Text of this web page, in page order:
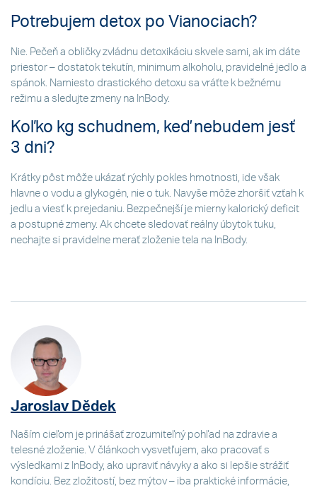
Potrebujem detox po Vianociach?
Nie. Pečeň a obličky zvládnu detoxikáciu skvele sami, ak im dáte
priestor – dostatok tekutín, minimum alkoholu, pravidelné jedlo a
spánok. Namiesto drastického detoxu sa vráťte k bežnému
režimu a sledujte zmeny na InBody.
Koľko kg schudnem, keď nebudem jesť
3 dni?
Krátky pôst môže ukázať rýchly pokles hmotnosti, ide však
hlavne o vodu a glykogén, nie o tuk. Navyše môže zhoršiť vzťah k
jedlu a viesť k prejedaniu. Bezpečnejší je mierny kalorický deficit
a postupné zmeny. Ak chcete sledovať reálny úbytok tuku,
nechajte si pravidelne merať zloženie tela na InBody.
Jaroslav Dědek
Naším cieľom je prinášať zrozumiteľný pohľad na zdravie a
telesné zloženie. V článkoch vysvetľujem, ako pracovať s
výsledkami z InBody, ako upraviť návyky a ako si lepšie strážiť
kondíciu. Bez zložitostí, bez mýtov – iba praktické informácie,